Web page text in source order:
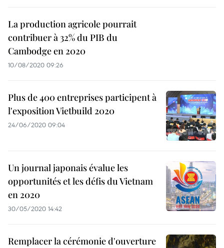
La production agricole pourrait
contribuer à 32% du PIB du
Cambodge en 2020
10/08/2020 09:26
Plus de 400 entreprises participent à
l'exposition Vietbuild 2020
24/06/2020 09:04
Un journal japonais évalue les
opportunités et les défis du Vietnam
en 2020
30/05/2020 14:42
Remplacer la cérémonie d'ouverture